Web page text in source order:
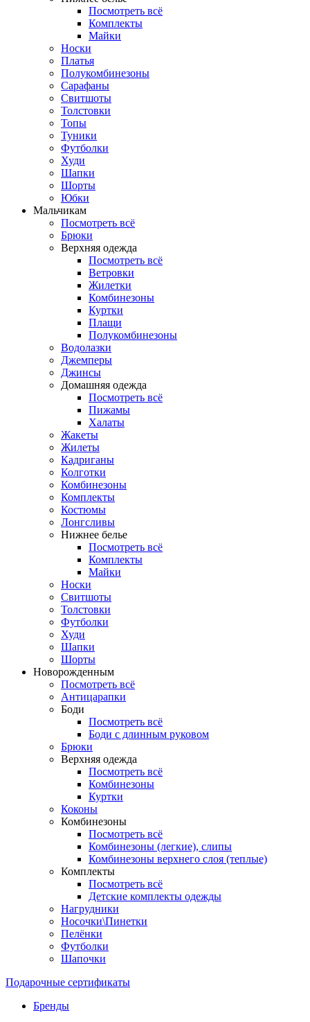
Посмотреть всё
Комплекты
Майки
Носки
Платья
Полукомбинезоны
Сарафаны
Свитшоты
Толстовки
Топы
Туники
Футболки
Худи
Шапки
Шорты
Юбки
Мальчикам
Посмотреть всё
Брюки
Верхняя одежда
Посмотреть всё
Ветровки
Жилетки
Комбинезоны
Куртки
Плащи
Полукомбинезоны
Водолазки
Джемперы
Джинсы
Домашняя одежда
Посмотреть всё
Пижамы
Халаты
Жакеты
Жилеты
Кадриганы
Колготки
Комбинезоны
Комплекты
Костюмы
Лонгсливы
Нижнее белье
Посмотреть всё
Комплекты
Майки
Носки
Свитшоты
Толстовки
Футболки
Худи
Шапки
Шорты
Новорожденным
Посмотреть всё
Антицарапки
Боди
Посмотреть всё
Боди с длинным руковом
Брюки
Верхняя одежда
Посмотреть всё
Комбинезоны
Куртки
Коконы
Комбинезоны
Посмотреть всё
Комбинезоны (легкие), слипы
Комбинезоны верхнего слоя (теплые)
Комплекты
Посмотреть всё
Детские комплекты одежды
Нагрудники
Носочки\Пинетки
Пелёнки
Футболки
Шапочки
Подарочные сертификаты
Бренды